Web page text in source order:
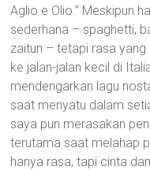
Aglio e Olio.” Meskipun
sederhana – spaghetti,
zaitun – tetapi rasa
ke jalan-jalan kecil di
mendengarkan lagu
saat menyatu dalam
saya pun merasakan
terutama saat melahap
hanya rasa, tapi cinta